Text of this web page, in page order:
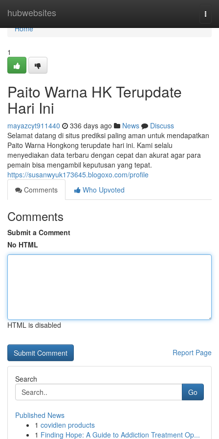
hubwebsites
Home
Home
1
Paito Warna HK Terupdate
Hari Ini
mayazcyt911440 336 days ago News
Discuss
Selamat datang di situs prediksi paling aman untuk mendapatkan
Paito Warna Hongkong terupdate hari ini. Kami selalu
menyediakan data terbaru dengan cepat dan akurat agar para
pemain bisa mengambil keputusan yang tepat.
https://susanwyuk173645.blogoxo.com/profile
Comments
Who Upvoted
Comments
Submit a Comment
No HTML
HTML is disabled
Report Page
Search
Go
Published News
1 covidien products
1 Finding Hope: A Guide to Addiction Treatment Op...